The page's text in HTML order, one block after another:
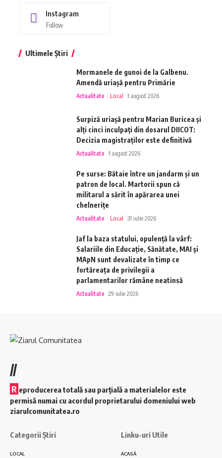
Instagram
Follow
Ultimele Știri
Mormanele de gunoi de la Galbenu.
Amendă uriașă pentru Primărie
Actualitate Local 1 august 2026
Surpiză uriașă pentru Marian Buricea și
alți cinci inculpați din dosarul DIICOT:
Decizia magistraților este definitivă
Actualitate 1 august 2026
Pe surse: Bătaie între un jandarm și un
patron de local. Martorii spun că
militarul a sărit în apărarea unei
chelnerițe
Actualitate Local 31 iulie 2026
Jaf la baza statului, opulență la vârf:
Salariile din Educație, Sănătate, MAI și
MApN sunt devalizate în timp ce
fortăreața de privilegii a
parlamentarilor rămâne neatinsă
Actualitate 29 iulie 2026
//
R eproducerea totală sau parțială a materialelor este
permisă numai cu acordul proprietarului domeniului web
ziarulcomunitatea.ro
Categorii Știri
LOCAL
Linku-uri Utile
ACASĂ